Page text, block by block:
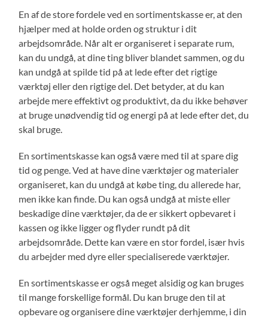
En af de store fordele ved en sortimentskasse er, at den
hjælper med at holde orden og struktur i dit
arbejdsområde. Når alt er organiseret i separate rum,
kan du undgå, at dine ting bliver blandet sammen, og du
kan undgå at spilde tid på at lede efter det rigtige
værktøj eller den rigtige del. Det betyder, at du kan
arbejde mere effektivt og produktivt, da du ikke behøver
at bruge unødvendig tid og energi på at lede efter det, du
skal bruge.
En sortimentskasse kan også være med til at spare dig
tid og penge. Ved at have dine værktøjer og materialer
organiseret, kan du undgå at købe ting, du allerede har,
men ikke kan finde. Du kan også undgå at miste eller
beskadige dine værktøjer, da de er sikkert opbevaret i
kassen og ikke ligger og flyder rundt på dit
arbejdsområde. Dette kan være en stor fordel, især hvis
du arbejder med dyre eller specialiserede værktøjer.
En sortimentskasse er også meget alsidig og kan bruges
til mange forskellige formål. Du kan bruge den til at
opbevare og organisere dine værktøjer derhjemme, i din